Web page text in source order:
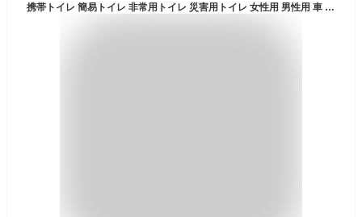
携帯トイレ 簡易トイレ 非常用トイレ 災害用トイレ 女性用 男性用 車 登山 片手で秒速トイレ 3個セット 男女兼用 大便 小便 日本製 抗菌 消臭 防災 防災セット 防災グッズ 避難 災害 コンパクト